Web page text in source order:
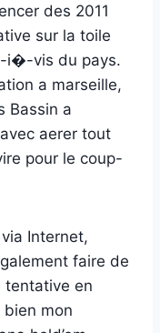
des 2011
sur la toile
i�-vis du pays.
a marseille,
Bassin a
aerer tout
pour le coup-
Internet,
faire de
tentative en
mon